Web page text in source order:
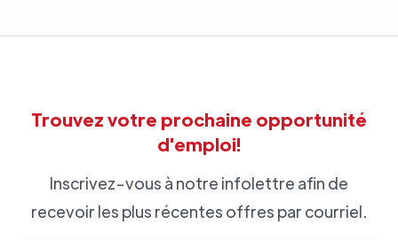
Trouvez votre prochaine opportunité
d'emploi!
Inscrivez-vous à notre infolettre afin de
recevoir les plus récentes offres par courriel.